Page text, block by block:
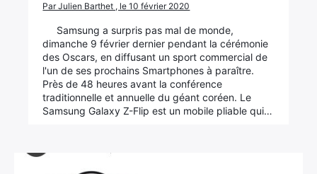
Par Julien Barthet , le 10 février 2020
Samsung a surpris pas mal de monde,
dimanche 9 février dernier pendant la cérémonie
des Oscars, en diffusant un sport commercial de
l'un de ses prochains Smartphones à paraître.
Près de 48 heures avant la conférence
traditionnelle et annuelle du géant coréen. Le
Samsung Galaxy Z-Flip est un mobile pliable qui…